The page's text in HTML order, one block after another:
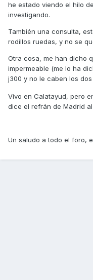
he estado viendo el hilo
investigando.
También una consulta,
rodillos ruedas, y no se
Otra cosa, me han dicho
impermeable (me lo ha
j300 y no le caben los
Vivo en Calatayud, pero
dice el refrán de Madrid
Un saludo a todo el foro,